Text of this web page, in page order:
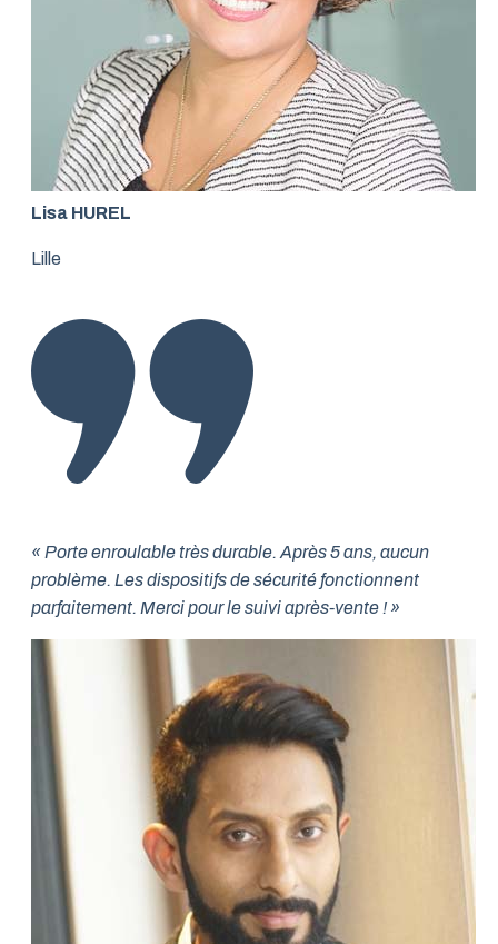
Lisa HUREL
Lille
« Porte enroulable très durable. Après 5 ans, aucun
problème. Les dispositifs de sécurité fonctionnent
parfaitement. Merci pour le suivi après-vente ! »